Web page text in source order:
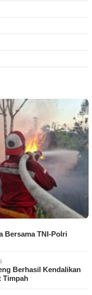
Bersama TNI-Polri
Berhasil Kendalikan
Timpah